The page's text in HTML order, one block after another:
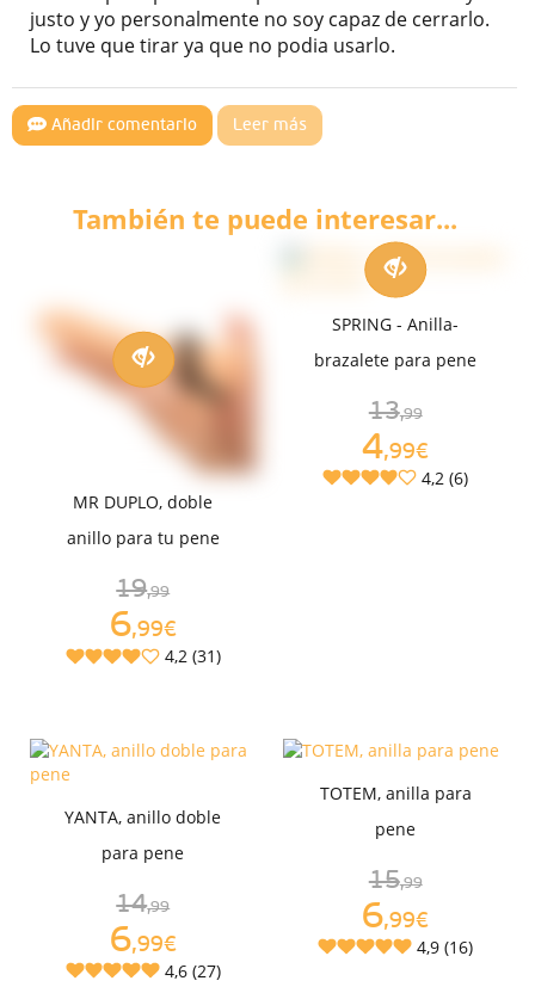
justo y yo personalmente no soy capaz de cerrarlo.
Lo tuve que tirar ya que no podia usarlo.
Añadir comentario Leer más
También te puede interesar...
MR DUPLO, doble
anillo para tu pene
19,99
6,99€
4,2 (31)
SPRING - Anilla-
brazalete para pene
13,99
4,99€
4,2 (6)
YANTA, anillo doble
para pene
14,99
6,99€
4,6 (27)
TOTEM, anilla para
pene
15,99
6,99€
4,9 (16)